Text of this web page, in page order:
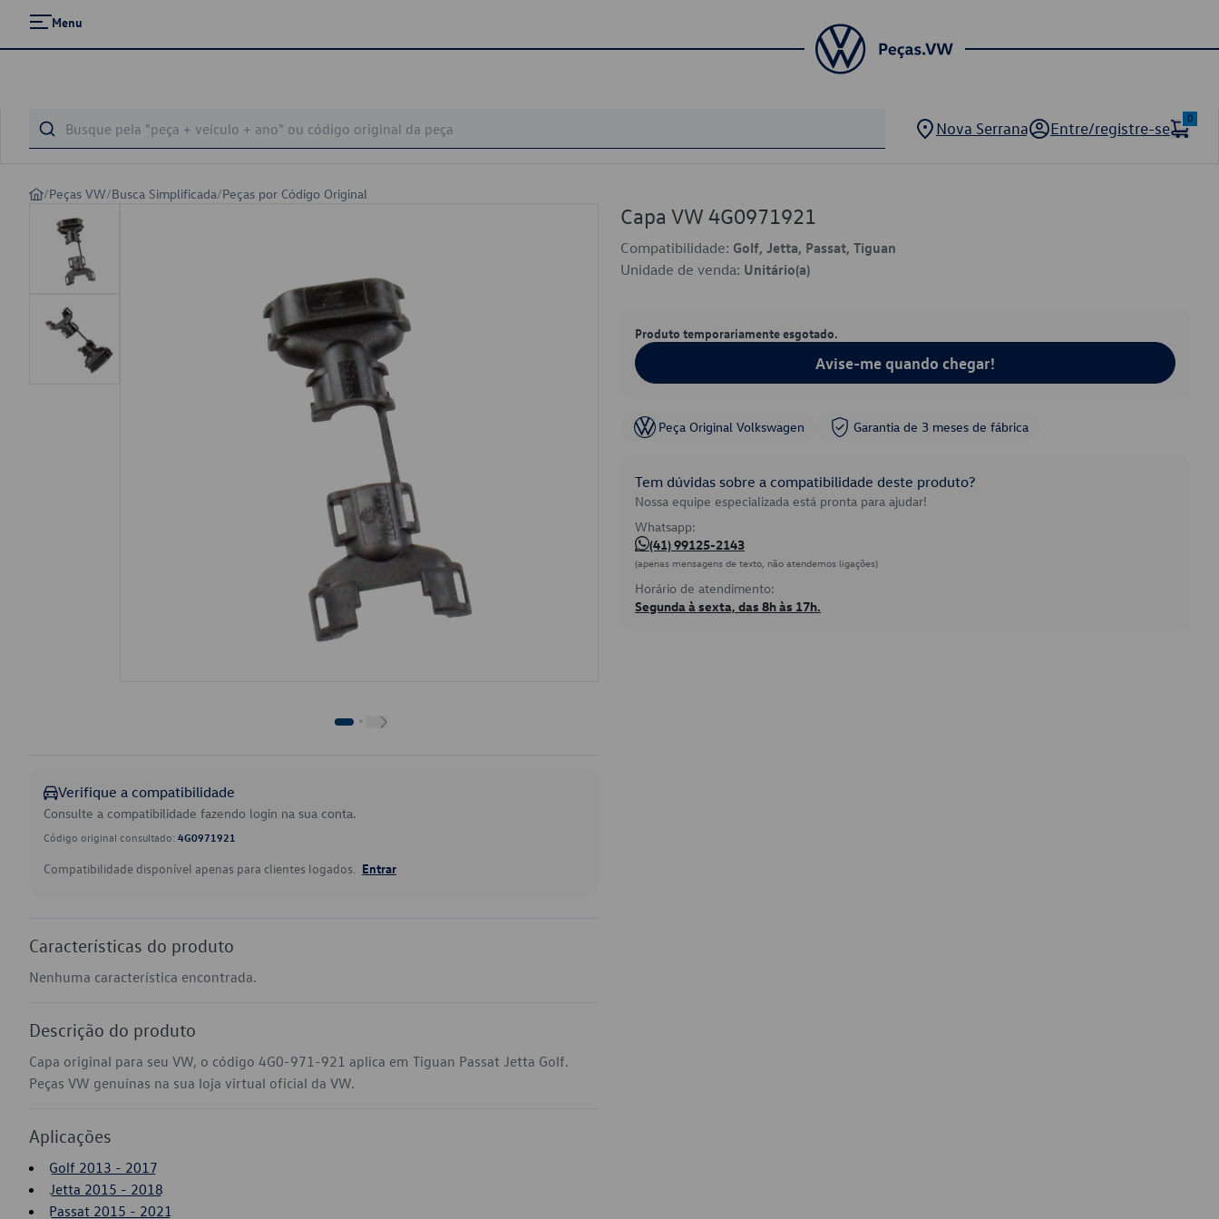
Menu
Nova Serrana Entre/registre-se
0
/Peças VW/Busca Simplificada/Peças por Código Original
Verifique a compatibilidade
Consulte a compatibilidade fazendo login na sua conta.
Código original consultado: 4G0971921
Compatibilidade disponível apenas para clientes logados. Entrar
Características do produto
Nenhuma característica encontrada.
Descrição do produto
Capa original para seu VW, o código 4G0-971-921 aplica em Tiguan Passat Jetta Golf.
Peças VW genuínas na sua loja virtual oficial da VW.
Aplicações
Golf 2013 - 2017
Jetta 2015 - 2018
Passat 2015 - 2021
Capa VW 4G0971921
Compatibilidade: Golf, Jetta, Passat, Tiguan
Unidade de venda: Unitário(a)
Produto temporariamente esgotado.
Avise-me quando chegar!
Peça Original Volkswagen Garantia de 3 meses de fábrica
Tem dúvidas sobre a compatibilidade deste produto?
Nossa equipe especializada está pronta para ajudar!
Whatsapp:
(41) 99125-2143
(apenas mensagens de texto, não atendemos ligações)
Horário de atendimento:
Segunda à sexta, das 8h às 17h.